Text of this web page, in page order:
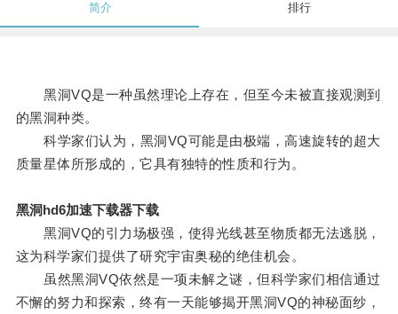
简介 排行
黑洞VQ是一种虽然理论上存在，但至今未被直接观测到
的黑洞种类。
科学家们认为，黑洞VQ可能是由极端，高速旋转的超大
质量星体所形成的，它具有独特的性质和行为。
黑洞hd6加速下载器下载
黑洞VQ的引力场极强，使得光线甚至物质都无法逃脱，
这为科学家们提供了研究宇宙奥秘的绝佳机会。
虽然黑洞VQ依然是一项未解之谜，但科学家们相信通过
不懈的努力和探索，终有一天能够揭开黑洞VQ的神秘面纱，